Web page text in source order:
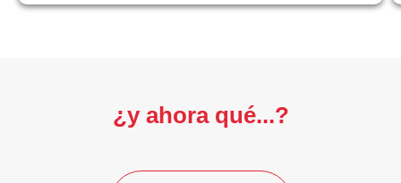
¿y ahora qué...?